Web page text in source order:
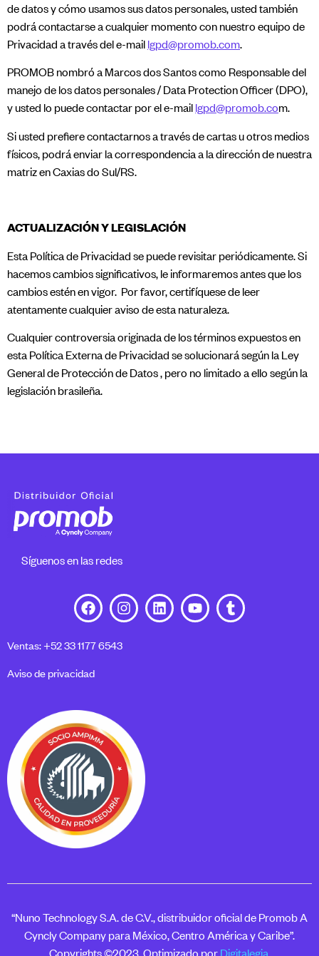
de datos y cómo usamos sus datos personales, usted también
podrá contactarse a cualquier momento con nuestro equipo de
Privacidad a través del e-mail lgpd@promob.com.
​PROMOB nombró a Marcos dos Santos como Responsable del
manejo de los datos personales / Data Protection Officer (DPO),
y usted lo puede contactar por el e-mail lgpd@promob.com.​
Si usted prefiere contactarnos a través de cartas u otros medios
físicos, podrá enviar la correspondencia a la dirección de nuestra
matriz en Caxias do Sul/RS.
ACTUALIZACIÓN Y LEGISLACIÓN
Esta Política de Privacidad se puede revisitar periódicamente. Si
hacemos cambios significativos, le informaremos antes que los
cambios estén en vigor. Por favor, certifíquese de leer
atentamente cualquier aviso de esta naturaleza.
​Cualquier controversia originada de los términos expuestos en
esta Política Externa de Privacidad se solucionará según la Ley
General de Protección de Datos , pero no limitado a ello según la
legislación brasileña.
Síguenos en las redes
Ventas: +52 33 1177 6543
Aviso de privacidad
“Nuno Technology S.A. de C.V., distribuidor oficial de Promob A
Cyncly Company para México, Centro América y Caribe”.
Copyrights ©2023. Optimizado por Digitalegia.